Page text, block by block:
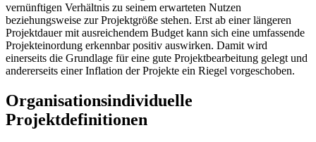
vernünftigen Verhältnis zu seinem erwarteten Nutzen
beziehungsweise zur Projektgröße stehen. Erst ab einer längeren
Projektdauer mit ausreichendem Budget kann sich eine umfassende
Projekteinordung erkennbar positiv auswirken. Damit wird
einerseits die Grundlage für eine gute Projektbearbeitung gelegt und
andererseits einer Inflation der Projekte ein Riegel vorgeschoben.
Organisationsindividuelle
Projektdefinitionen